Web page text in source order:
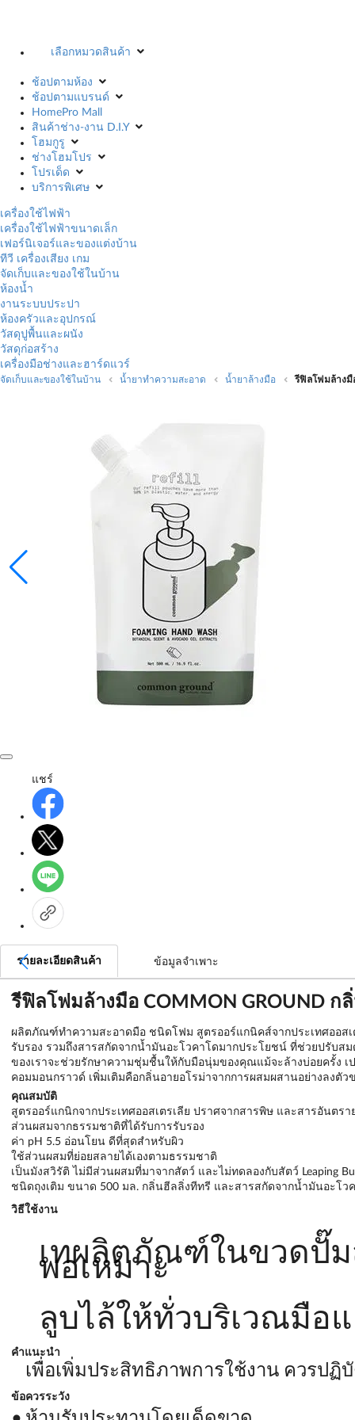
เลือกหมวดสินค้า
ช้อปตามห้อง
ช้อปตามแบรนด์
HomePro Mall
สินค้าช่าง-งาน D.I.Y
โฮมกูรู
ช่างโฮมโปร
โปรเด็ด
บริการพิเศษ
เครื่องใช้ไฟฟ้า
เครื่องใช้ไฟฟ้าขนาดเล็ก
เฟอร์นิเจอร์และของแต่งบ้าน
ทีวี เครื่องเสียง เกม
จัดเก็บและของใช้ในบ้าน
ห้องน้ำ
งานระบบประปา
ห้องครัวและอุปกรณ์
วัสดุปูพื้นและผนัง
วัสดุก่อสร้าง
เครื่องมือช่างและฮาร์ดแวร์
จัดเก็บและของใช้ในบ้าน น้ำยาทำความสะอาด น้ำยาล้างมือ รีฟิลโฟมล้างมื
แชร์
รายละเอียดสินค้า ข้อมูลจำเพาะ
รีฟิลโฟมล้างมือ COMMON GROUND
ผลิตภัณฑ์ทำความสะอาดมือ ชนิดโฟม สูตรออร์แกนิคส์จากประเทศออส
รับรอง รวมถึงสารสกัดจากน้ำมันอะโวคาโดมากประโยชน์ ที่ช่วยปรับ
ของเราจะช่วยรักษาความชุ่มชื้นให้กับมือนุ่มของคุณแม้จะล้างบ่อยครั้ง
คอมมอนกราวด์ เพิ่มเติมคือกลิ่นอายอโรม่าจากการผสมผสานอย่างลงตัวข
คุณสมบัติ
สูตรออร์แกนิกจากประเทศออสเตรเลีย ปราศจากสารพิษ และสารอันตรา
ส่วนผสมจากธรรมชาติที่ได้รับการรับรอง
ค่า pH 5.5 อ่อนโยน ดีที่สุดสำหรับผิว
ใช้ส่วนผสมที่ย่อยสลายได้เองตามธรรมชาติ
เป็นมังสวิรัติ ไม่มีส่วนผสมที่มาจากสัตว์ และไม่ทดลองกับสัตว์ Leaping
ชนิดถุงเติม ขนาด 500 มล. กลิ่นฮีลลิ่งทีทรี และสารสกัดจากน้ำมันอะโว
วิธีใช้งาน
เทผลิตภัณฑ์ในขวดปั๊
พอเหมาะ
ลูบไล้ให้ทั่วบริเวณมือ
คำแนะนำ
เพื่อเพิ่มประสิทธิภาพการใช้งาน ควรป
ข้อควรระวัง